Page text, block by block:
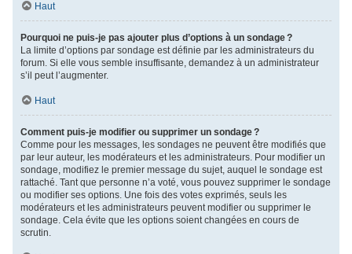
Haut
Pourquoi ne puis-je pas ajouter plus d’options à un sondage ?
La limite d’options par sondage est définie par les administrateurs du
forum. Si elle vous semble insuffisante, demandez à un administrateur
s’il peut l’augmenter.
Haut
Comment puis-je modifier ou supprimer un sondage ?
Comme pour les messages, les sondages ne peuvent être modifiés que
par leur auteur, les modérateurs et les administrateurs. Pour modifier un
sondage, modifiez le premier message du sujet, auquel le sondage est
rattaché. Tant que personne n’a voté, vous pouvez supprimer le sondage
ou modifier ses options. Une fois des votes exprimés, seuls les
modérateurs et les administrateurs peuvent modifier ou supprimer le
sondage. Cela évite que les options soient changées en cours de
scrutin.